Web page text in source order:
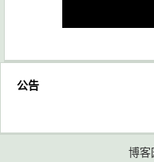
公告
博客